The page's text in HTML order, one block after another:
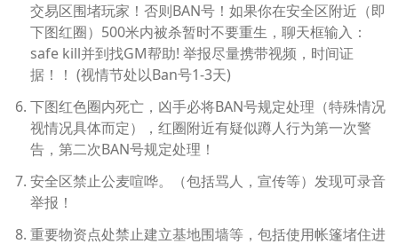
交易区围堵玩家！否则BAN号！如果你在安全区附近（即
下图红圈）500米内被杀暂时不要重生，聊天框输入：
safe kill并到找GM帮助! 举报尽量携带视频，时间证
据！！ (视情节处以Ban号1-3天)
下图红色圈内死亡，凶手必将BAN号规定处理（特殊情况
视情况具体而定），红圈附近有疑似蹲人行为第一次警
告，第二次BAN号规定处理！
安全区禁止公麦喧哗。（包括骂人，宣传等）发现可录音
举报！
重要物资点处禁止建立基地围墙等，包括使用帐篷堵住进